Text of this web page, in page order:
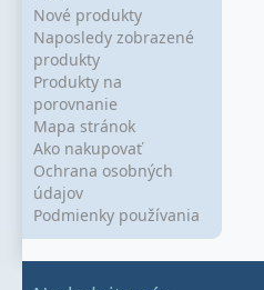
Nové produkty
Naposledy zobrazené
produkty
Produkty na
porovnanie
Mapa stránok
Ako nakupovať
Ochrana osobných
údajov
Podmienky používania